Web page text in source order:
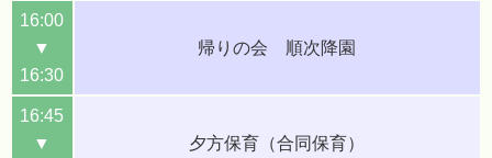
16:00
▼
16:30
帰りの会 順次降園
16:45
▼
夕方保育（合同保育）